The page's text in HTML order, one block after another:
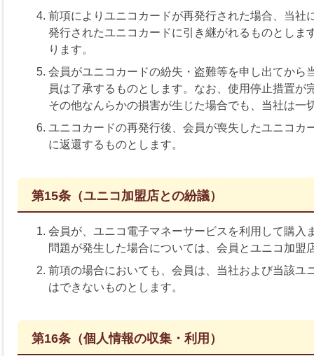
前項によりユニコカードが再発行された場合、当
発行されたユニコカードに引き継がれるものとし
ります。
会員がユニコカードの紛失・盗難等を申し出てか
員は了承するものとします。なお、使用停止措置
その他なんらかの損害が生じた場合でも、当社は一
ユニコカードの再発行後、会員が喪失したユニコ
に返還するものとします。
第15条（ユニコ加盟店との紛議）
会員が、ユニコ電子マネーサービスを利用して購
問題が発生した場合については、会員とユニコ加盟
前項の場合においても、会員は、当社および当該
はできないものとします。
第16条（個人情報の収集・利用）